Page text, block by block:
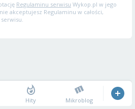
Regulaminu serwisu Wykop.pl w jego
akceptujesz Regulaminu w całości,
Hity Mikroblog